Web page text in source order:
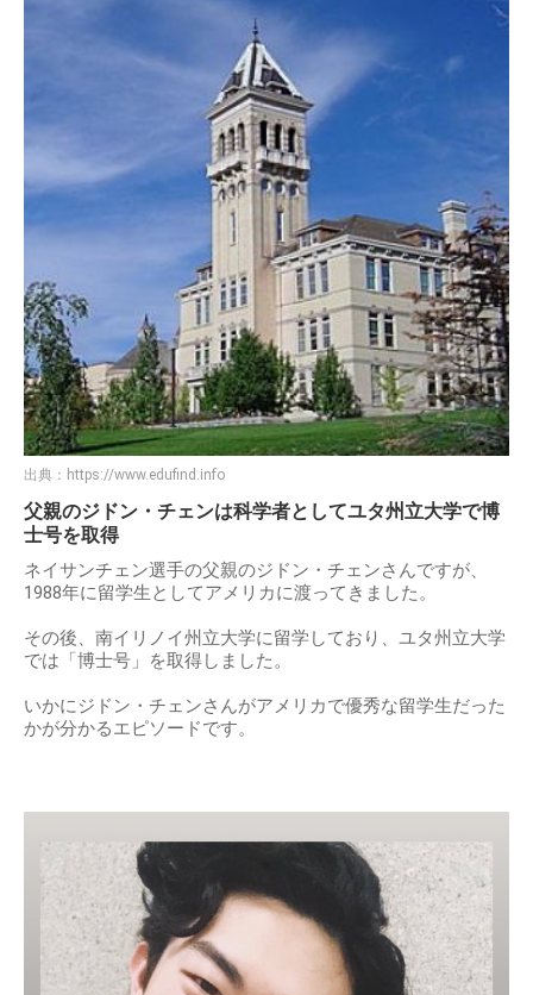
出典： https://www.edufind.info
父親のジドン・チェンは科学者としてユタ州立大学で博
士号を取得
ネイサンチェン選手の父親のジドン・チェンさんですが、
1988年に留学生としてアメリカに渡ってきました。
その後、南イリノイ州立大学に留学しており、ユタ州立大学
では「博士号」を取得しました。
いかにジドン・チェンさんがアメリカで優秀な留学生だった
かが分かるエピソードです。